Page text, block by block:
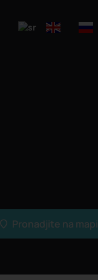
Pronadjite na mapi